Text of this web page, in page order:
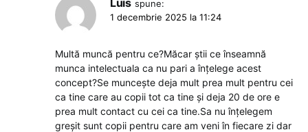
spune:
1 decembrie 2025 la 11:24
Multă muncă pentru ce?Măcar știi ce înseamnă
munca intelectuala ca nu pari a înțelege acest
concept?Se muncește deja mult prea mult pentru cei
ca tine care au copii tot ca tine și deja 20 de ore e
prea mult contact cu cei ca tine.Sa nu înțelegem
greșit sunt copii pentru care am veni în fiecare zi dar